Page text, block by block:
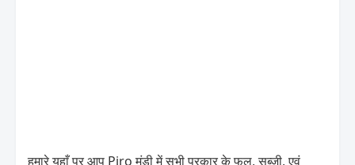
हमारे यहाँ पर आप Piro मंडी में सभी प्रकार के फल, सब्ज़ी, एवं